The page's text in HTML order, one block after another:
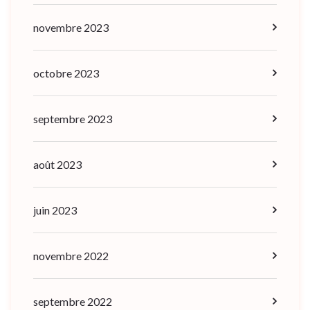
novembre 2023
octobre 2023
septembre 2023
août 2023
juin 2023
novembre 2022
septembre 2022